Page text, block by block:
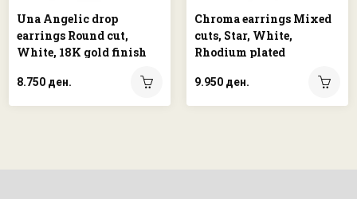
Una Angelic drop
earrings Round cut,
White, 18K gold finish
8.750 ден.
Chroma earrings Mixed
cuts, Star, White,
Rhodium plated
9.950 ден.